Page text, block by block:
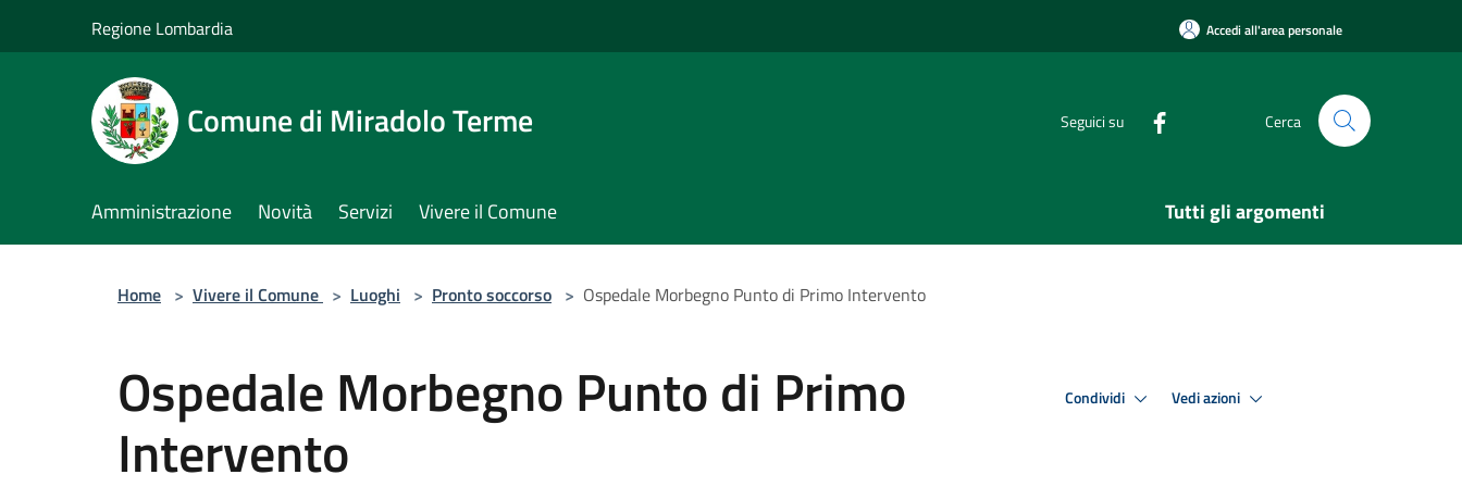
Regione Lombardia Accedi all'area personale
Comune di Miradolo Terme Seguici su Cerca
Amministrazione Novità Servizi Vivere il Comune Tutti gli argomenti
Home > Vivere il Comune > Luoghi > Pronto soccorso > Ospedale Morbegno Punto di Primo Intervento
Ospedale Morbegno Punto di Primo
Intervento
Condividi Vedi azioni